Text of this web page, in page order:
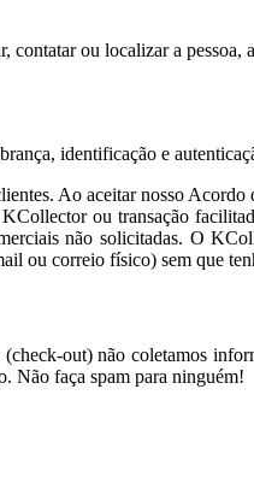
ou localizar a
identificação e
Ao aceitar nosso
ou transação
não solicitadas. O
ou correio físico) sem que
out) não coletamos
Não faça spam para ninguém!